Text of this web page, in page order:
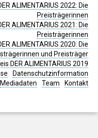
ALIMENTARIUS 2022: Die
Preisträgerinnen
ALIMENTARIUS 2021: Die
Preisträgerinnen
ALIMENTARIUS 2020: Die
und Preisträger
DER ALIMENTARIUS 2019
Datenschutzinformation
Mediadaten
Team Kontakt